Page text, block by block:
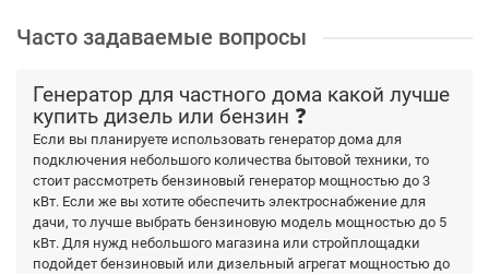
Часто задаваемые вопросы
Генератор для частного дома какой лучше
купить дизель или бензин ❓
Если вы планируете использовать генератор дома для
подключения небольшого количества бытовой техники, то
стоит рассмотреть бензиновый генератор мощностью до 3
кВт. Если же вы хотите обеспечить электроснабжение для
дачи, то лучше выбрать бензиновую модель мощностью до 5
кВт. Для нужд небольшого магазина или стройплощадки
подойдет бензиновый или дизельный агрегат мощностью до